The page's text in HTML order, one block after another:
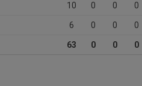
10 0 0 0
6 0 0 0
63 0 0 0